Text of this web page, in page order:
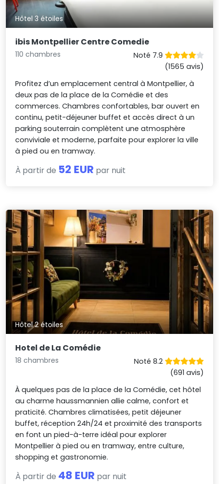
Hôtel 3 étoiles
ibis Montpellier Centre Comedie
110 chambres
Noté 7.9
(1565 avis)
Profitez d’un emplacement central à Montpellier, à
deux pas de la place de la Comédie et des
commerces. Chambres confortables, bar ouvert en
continu, petit-déjeuner buffet et accès direct à un
parking souterrain complètent une atmosphère
conviviale et moderne, parfaite pour explorer la ville
à pied ou en tramway.
À partir de 52 EUR par nuit
Hôtel 2 étoiles
Hotel de La Comédie
18 chambres
Noté 8.2
(691 avis)
À quelques pas de la place de la Comédie, cet hôtel
au charme haussmannien allie calme, confort et
praticité. Chambres climatisées, petit déjeuner
buffet, réception 24h/24 et proximité des transports
en font un pied-à-terre idéal pour explorer
Montpellier à pied ou en tramway, entre culture,
shopping et gastronomie.
À partir de 48 EUR par nuit